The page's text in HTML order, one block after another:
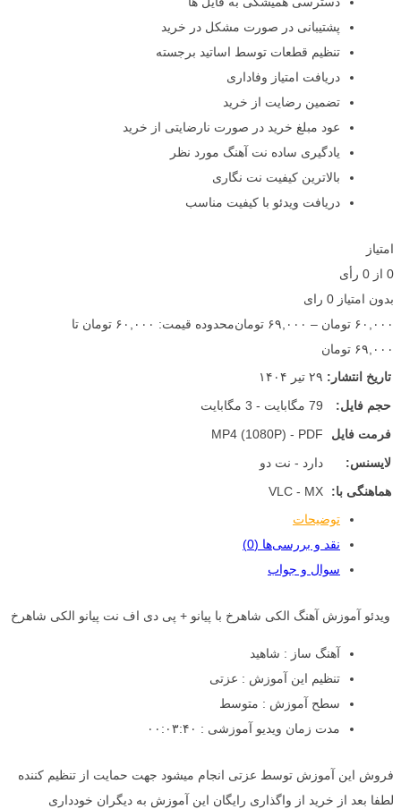
پشتیبانی در صورت مشکل در خرید
تنظیم قطعات توسط اساتید برجسته
دریافت امتیاز وفاداری
تضمین رضایت از خرید
عود مبلغ خرید در صورت نارضایتی از خرید
یادگیری ساده نت آهنگ مورد نظر
بالاترین کیفیت نت نگاری
دریافت ویدئو با کیفیت مناسب
امتیاز
0 از 0 رأی
بدون امتیاز 0 رای
۶۰,۰۰۰ تومان – ۶۹,۰۰۰ تومان
محدوده قیمت: ۶۰,۰۰۰ تومان تا
۶۹,۰۰۰ تومان
تاریخ انتشار: ۲۹ تیر ۱۴۰۴
حجم فایل:
79 مگابایت - 3 مگابایت
فرمت فایل
MP4 (1080P) - PDF
لایسنس:
دارد - نت دو
هماهنگی با:
VLC - MX
توضیحات
نقد و بررسی‌ها (0)
سوال و جواب
ویدئو آموزش آهنگ الکی شاهرخ با پیانو + پی دی اف نت پیانو الکی شاهرخ
آهنگ ساز : شاهید
تنظیم این آموزش : عزتی
سطح آموزش : متوسط
مدت زمان ویدیو آموزشی : ۰۰:۰۳:۴۰
فروش این آموزش توسط عزتی انجام میشود جهت حمایت از تنظیم کننده
لطفا بعد از خرید از واگذاری رایگان این آموزش به دیگران خودداری